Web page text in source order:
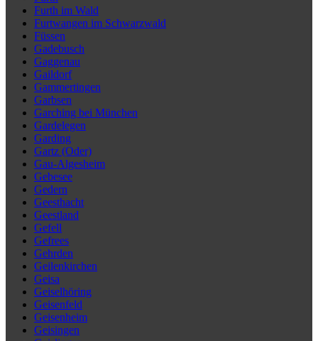
Furth im Wald
Furtwangen im Schwarzwald
Füssen
Gadebusch
Gaggenau
Gaildorf
Gammertingen
Garbsen
Garching bei München
Gardelegen
Garding
Gartz (Oder)
Gau-Algesheim
Gebesee
Gedern
Geesthacht
Geestland
Gefell
Gefrees
Gehrden
Geilenkirchen
Geisa
Geiselhöring
Geisenfeld
Geisenheim
Geisingen